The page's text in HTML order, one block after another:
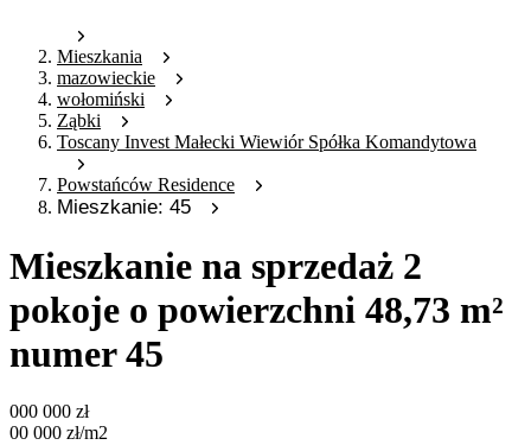
Mieszkania
mazowieckie
wołomiński
Ząbki
Toscany Invest Małecki Wiewiór Spółka Komandytowa
Powstańców Residence
Mieszkanie: 45
Mieszkanie na sprzedaż 2
pokoje o powierzchni 48,73 m²
numer 45
000 000 zł
00 000 zł/m2